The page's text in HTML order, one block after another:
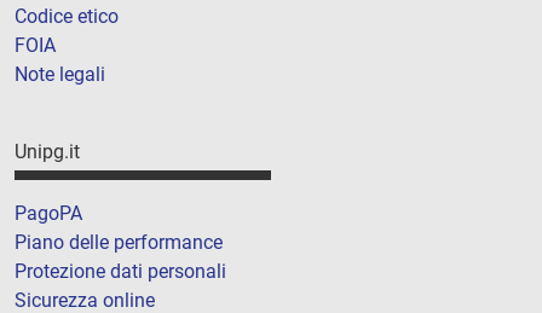
Codice etico
FOIA
Note legali
Unipg.it
PagoPA
Piano delle performance
Protezione dati personali
Sicurezza online